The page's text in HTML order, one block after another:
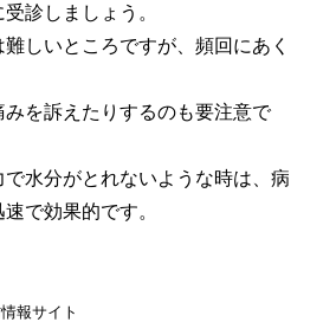
診しましょう。
しいところですが、頻回にあく
を訴えたりするのも要注意で
水分がとれないような時は、病
で効果的です。
報サイト